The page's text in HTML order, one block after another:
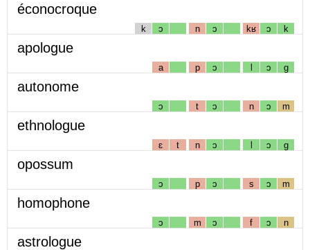
éconocroque
k ɔ n ɔ kʁ ɔ k
apologue
a p ɔ l ɔ g
autonome
ɔ t ɔ n ɔ m
ethnologue
ɛ t n ɔ l ɔ g
opossum
ɔ p ɔ s ɔ m
homophone
ɔ m ɔ f ɔ n
astrologue